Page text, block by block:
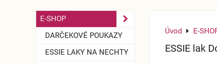
Úvod E-
ESSIE lak
E-SHOP
DARČEKOVÉ POUKAZY
ESSIE LAKY NA NECHTY